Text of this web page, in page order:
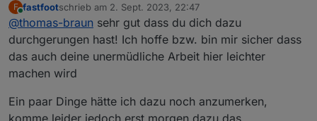
Updates innerhalb der nodejs-Version wieder
wie gehabt über
sudo apt update
Erneutes ausführen des Skriptes bei einem
__
ioBroker in Form des Kommandosiob
nodejs-updategeworden ist wird hier im
ausgesprochen, so grundlegende Dinge wie
die Installation von nodejs über windige 'Toolz'
Flugs heruntergeladen und ausgeführt per
F
Online
fastfootschrieb am 2. Sept. 2023, 22:47
zuletzt editiert von
@thomas-braun sehr gut dass du dich dazu
durchgerungen hast! Ich hoffe bzw. bin mir sicher dass
das auch deine unermüdliche Arbeit hier leichter
machen wird
Ein paar Dinge hätte ich dazu noch anzumerken,